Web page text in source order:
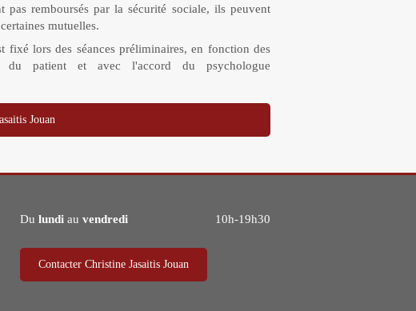
pas remboursés par la sécurité sociale, ils peuvent
mutuelles.
fixé lors des séances préliminaires, en fonction des
du patient et avec l'accord du psychologue
Jouan
Du lundiau vendredi 10h-19h30
Contacter Christine Jasaitis Jouan